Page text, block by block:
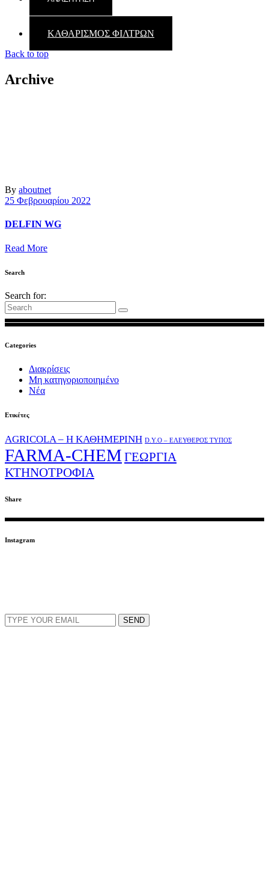
ΚΑΘΑΡΙΣΜΟΣ ΦΙΛΤΡΩΝ
Back to top
Archive
By aboutnet
25 Φεβρουαρίου 2022
DELFIN WG
Read More
Search
Search for:
Categories
Διακρίσεις
Μη κατηγοριοποιημένο
Νέα
Ετικέτες
AGRICOLA – Η ΚΑΘΗΜΕΡΙΝΗ D.Y.O – ΕΛΕΥΘΕΡΟΣ ΤΥΠΟΣ
FARMA-CHEM ΓΕΩΡΓΙΑ
ΚΤΗΝΟΤΡΟΦΙΑ
Share
Instagram